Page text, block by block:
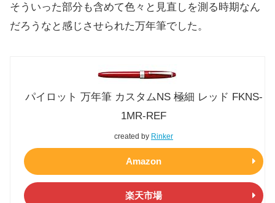
そういった部分も含めて色々と見直しを測る時期なん
だろうなと感じさせられた万年筆でした。
パイロット 万年筆 カスタムNS 極細 レッド FKNS-
1MR-REF
created by Rinker
Amazon
楽天市場